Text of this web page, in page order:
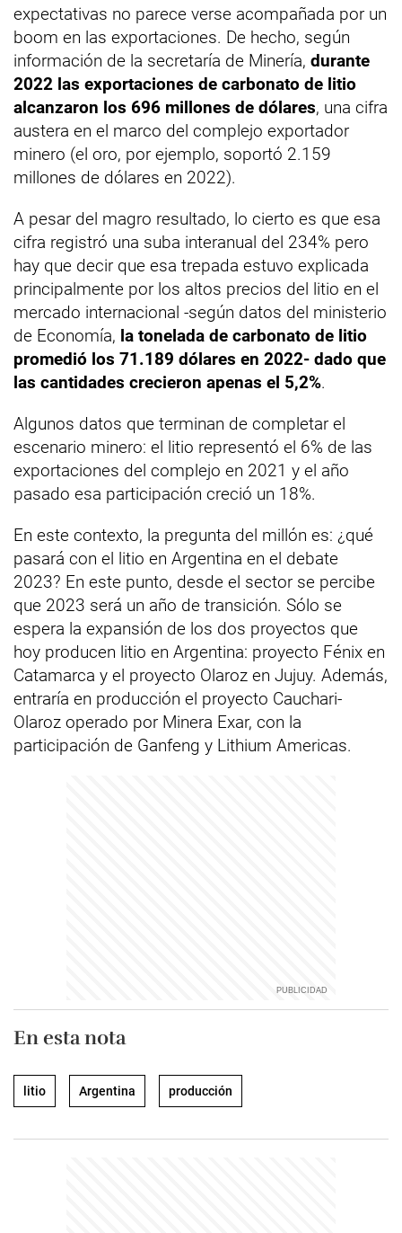
expectativas no parece verse acompañada por un
boom en las exportaciones. De hecho, según
información de la secretaría de Minería, durante
2022 las exportaciones de carbonato de litio
alcanzaron los 696 millones de dólares, una cifra
austera en el marco del complejo exportador
minero (el oro, por ejemplo, soportó 2.159
millones de dólares en 2022).
A pesar del magro resultado, lo cierto es que esa
cifra registró una suba interanual del 234% pero
hay que decir que esa trepada estuvo explicada
principalmente por los altos precios del litio en el
mercado internacional -según datos del ministerio
de Economía, la tonelada de carbonato de litio
promedió los 71.189 dólares en 2022- dado que
las cantidades crecieron apenas el 5,2%.
Algunos datos que terminan de completar el
escenario minero: el litio representó el 6% de las
exportaciones del complejo en 2021 y el año
pasado esa participación creció un 18%.
En este contexto, la pregunta del millón es: ¿qué
pasará con el litio en Argentina en el debate
2023? En este punto, desde el sector se percibe
que 2023 será un año de transición. Sólo se
espera la expansión de los dos proyectos que
hoy producen litio en Argentina: proyecto Fénix en
Catamarca y el proyecto Olaroz en Jujuy. Además,
entraría en producción el proyecto Cauchari-
Olaroz operado por Minera Exar, con la
participación de Ganfeng y Lithium Americas.
En esta nota
litio Argentina producción